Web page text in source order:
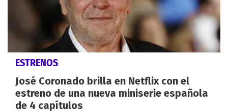
ESTRENOS
José Coronado brilla en Netflix con el
estreno de una nueva miniserie española
de 4 capítulos